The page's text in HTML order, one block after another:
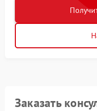
Заказать